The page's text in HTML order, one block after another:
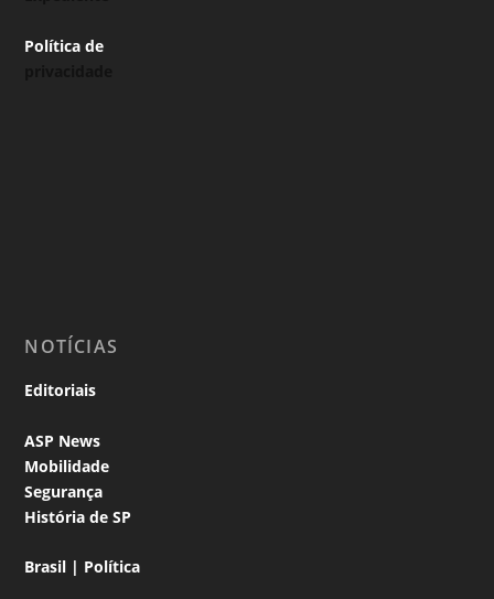
Política de
NOTÍCIAS
Editoriais
ASP News
Mobilidade
Segurança
História de SP
Brasil | Política